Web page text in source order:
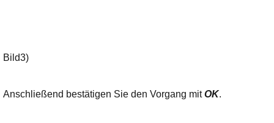
Bild3)
Anschließend bestätigen Sie den Vorgang mitOK.